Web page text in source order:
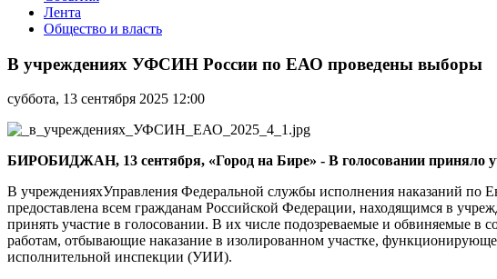
Лента
Общество и власть
учреждениях
УФСИН
России
по
ЕАО
проведены
выборы
В учреждениях УФСИН России по ЕАО проведены выборы
суббота, 13 сентября 2025 12:00
БИРОБИДЖАН, 13 сентября, «Город на Бире» - В голосовании приняло
В учрежденияхУправления Федеральной службы исполнения наказаний по
предоставлена всем гражданам Российской Федерации, находящимся в
принять участие в голосовании. В их числе подозреваемые и обвиняемые
работам, отбывающие наказание в изолированном участке,
исполнительной инспекции (УИИ).